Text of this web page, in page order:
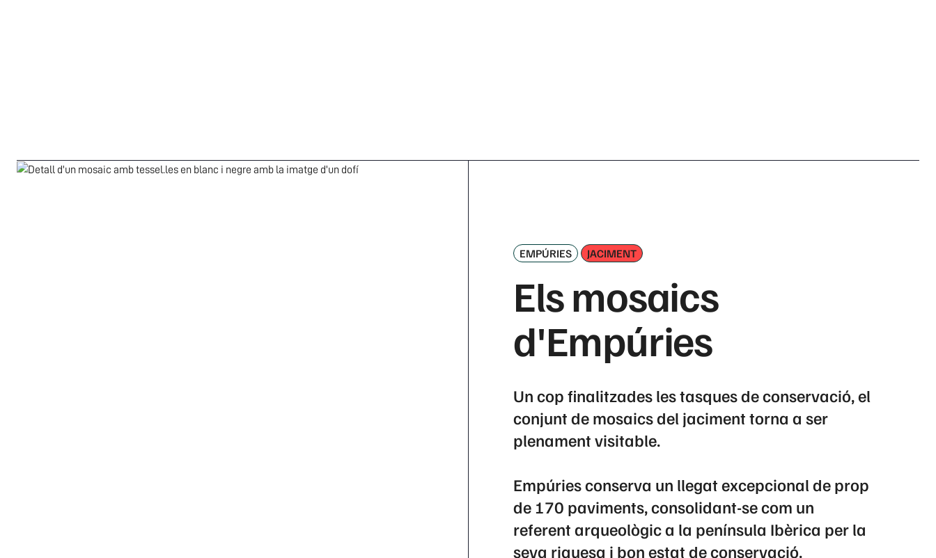
EMPÚRIES JACIMENT
Els mosaics
d'Empúries
Un cop finalitzades les tasques de conservació, el
conjunt de mosaics del jaciment torna a ser
plenament visitable.
Empúries conserva un llegat excepcional de prop
de 170 paviments, consolidant-se com un
referent arqueològic a la península Ibèrica per la
seva riquesa i bon estat de conservació.